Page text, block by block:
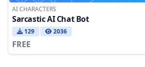
AI CHARACTERS
Sarcastic AI Chat Bot
129 2036
FREE